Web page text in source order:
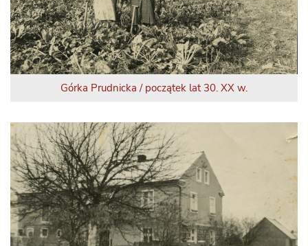
Górka Prudnicka / początek lat 30. XX w.